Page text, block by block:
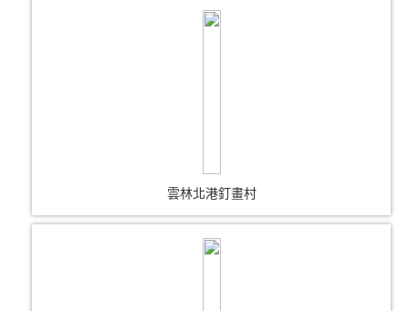
雲林北港釘畫村